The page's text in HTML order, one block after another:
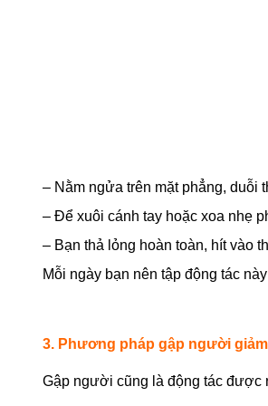
– Nằm ngửa trên mặt phẳng, duỗi
– Để xuôi cánh tay hoặc xoa nhẹ
– Bạn thả lỏng hoàn toàn, hít vào
Mỗi ngày bạn nên tập động tác
3. Phương pháp gập người
Gập người cũng là động tác được